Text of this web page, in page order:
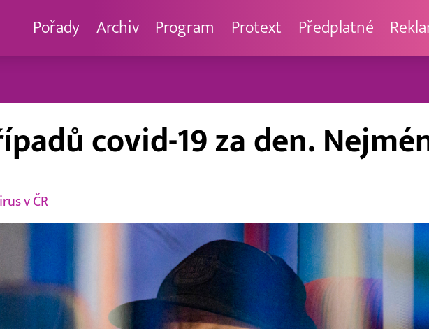
Pořady Archiv Program Protext Předplatné
covid-19 za den.
v ČR